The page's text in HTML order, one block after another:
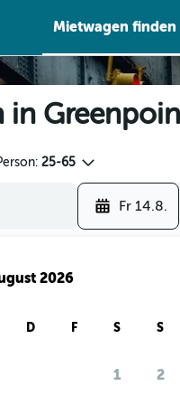
Mietwagen finden
in
25-65
Fr 14.8.
2026
D F S S
1 2